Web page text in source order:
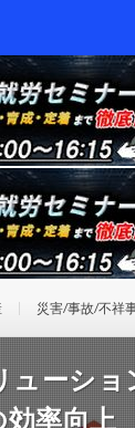
災害/事故/不祥
ューショ
率向上